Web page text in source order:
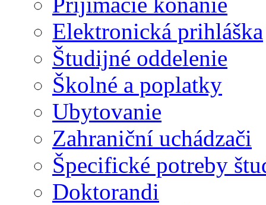
Elektronická prihláška
Študijné oddelenie
Školné a poplatky
Ubytovanie
Zahraniční uchádzači
Špecifické potreby
Doktorandi